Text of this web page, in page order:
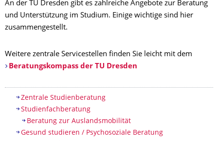
An der TU Dresden gibt es zahlreiche Angebote zur Beratung
und Unterstützung im Studium. Einige wichtige sind hier
zusammengestellt.
Weitere zentrale Servicestellen finden Sie leicht mit dem
Beratungskompass der TU Dresden
Inhaltsverzeichnis
Zentrale Studienberatung
Studienfachberatung
Beratung zur Auslandsmobilität
Gesund studieren / Psychosoziale Beratung